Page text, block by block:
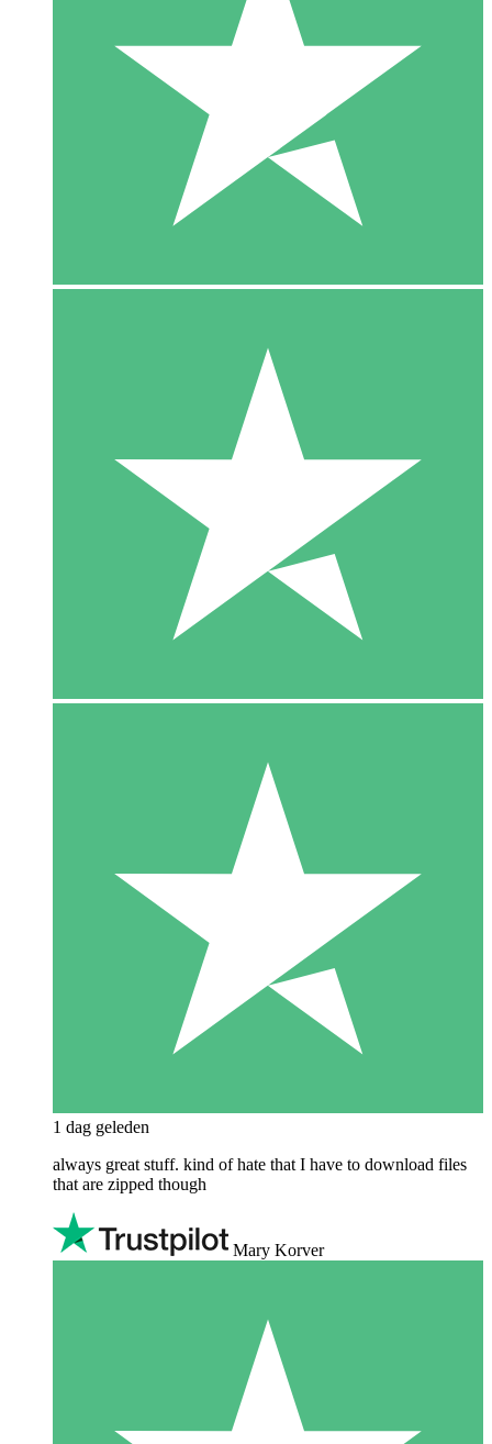
1 dag geleden
always great stuff. kind of hate that I have to download files
that are zipped though
Mary Korver